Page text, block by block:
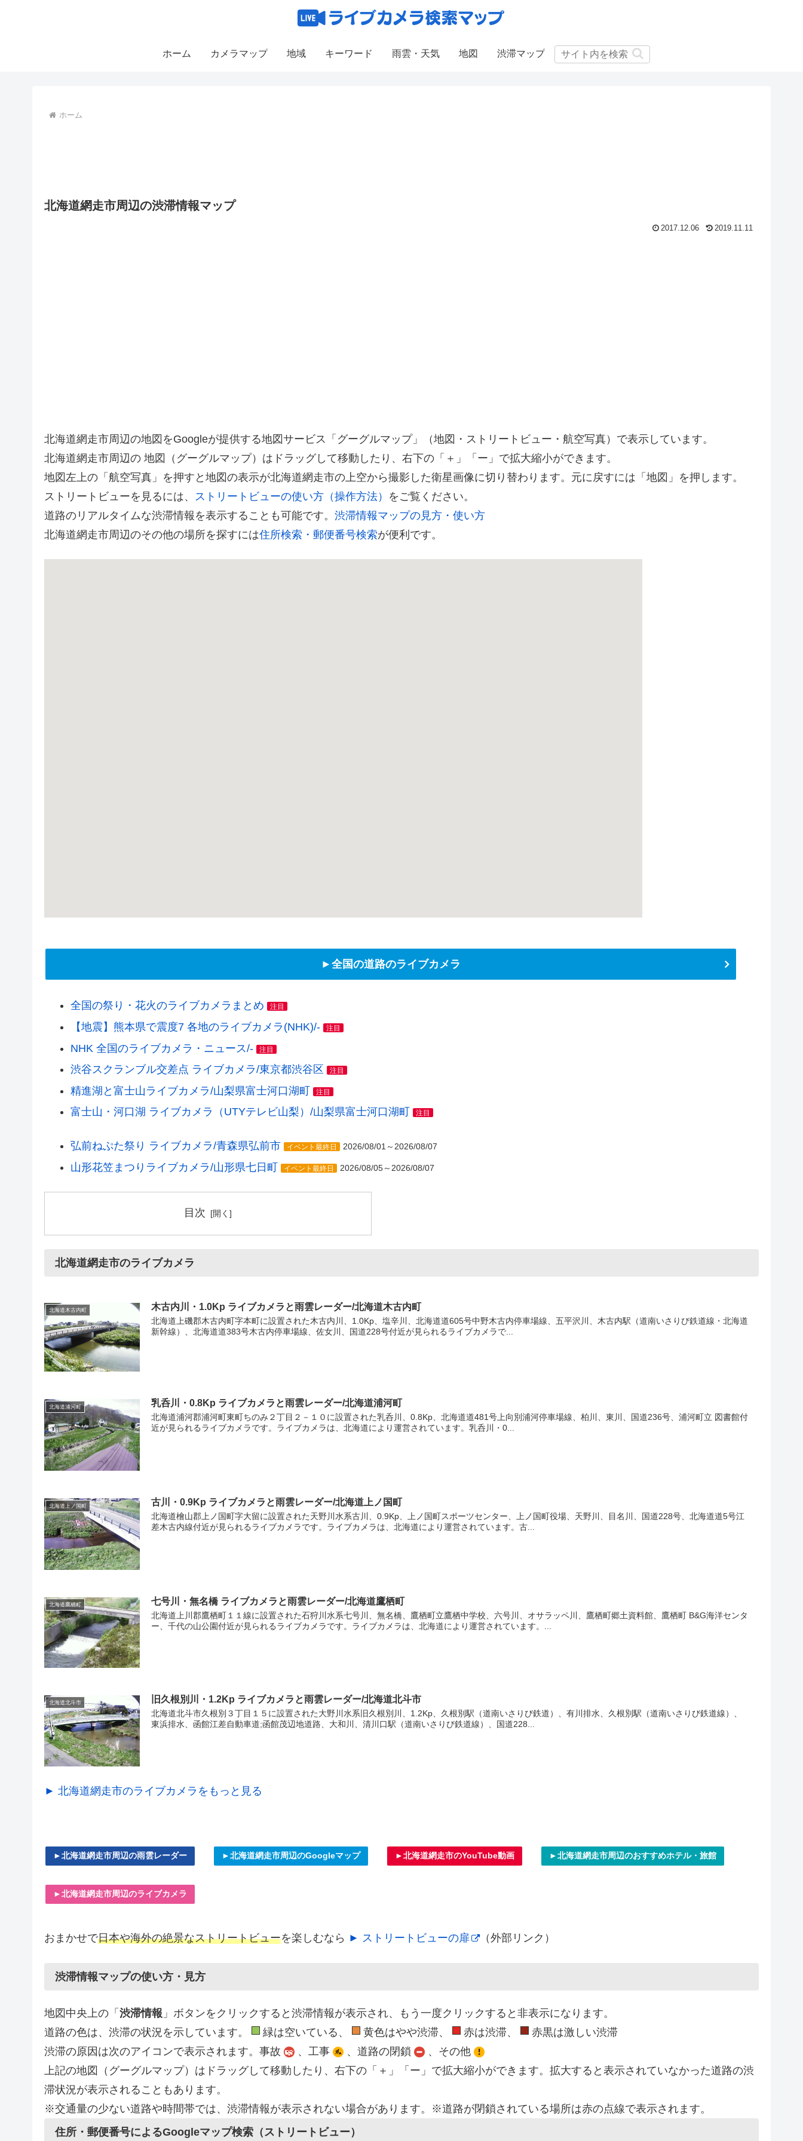
ホーム カメラマップ 地域 キーワード 雨雲・天気 地図 渋滞マップ
ホーム
北海道網走市周辺の渋滞情報マップ
2017.12.06 2019.11.11
北海道網走市周辺の地図をGoogleが提供する地図サービス「グーグルマップ」（地図・ストリートビュー・航空写真）で表示しています。
北海道網走市周辺の 地図（グーグルマップ）はドラッグして移動したり、右下の「＋」「ー」で拡大縮小ができます。
地図左上の「航空写真」を押すと地図の表示が北海道網走市の上空から撮影した衛星画像に切り替わります。元に戻すには「地図」を押します。
ストリートビューを見るには、
ストリートビューの使い方（操作方法） をご覧ください。
道路のリアルタイムな渋滞情報を表示することも可能です。 渋滞情報マップの見方・使い方
北海道網走市周辺のその他の場所を探すには住所検索・郵便番号検索が便利です。
►全国の道路のライブカメラ
全国の祭り・花火のライブカメラまとめ 注目
【地震】熊本県で震度7 各地のライブカメラ(NHK)/- 注目
NHK 全国のライブカメラ・ニュース/- 注目
渋谷スクランブル交差点 ライブカメラ/東京都渋谷区 注目
精進湖と富士山ライブカメラ/山梨県富士河口湖町 注目
富士山・河口湖 ライブカメラ（UTYテレビ山梨）/山梨県富士河口湖町 注目
弘前ねぷた祭り ライブカメラ/青森県弘前市 イベント最終日 2026/08/01～2026/08/07
山形花笠まつりライブカメラ/山形県七日町 イベント最終日 2026/08/05～2026/08/07
目次
北海道網走市のライブカメラ
北海道木古内町 木古内川・1.0Kp ライブカメラと雨雲レーダー/北海道木古内町
北海道上磯郡木古内町字本町に設置された木古内川、1.0Kp、塩辛川、北海道道605号中野木古内停車場線、五平沢川、木古内駅（道南いさりび鉄道線・北海道
新幹線）、北海道道383号木古内停車場線、佐女川、国道228号付近が見られるライブカメラで...
北海道浦河町 乳呑川・0.8Kp ライブカメラと雨雲レーダー/北海道浦河町
北海道浦河郡浦河町東町ちのみ２丁目２－１０に設置された乳呑川、0.8Kp、北海道道481号上向別浦河停車場線、柏川、東川、国道236号、浦河町立 図書館付
近が見られるライブカメラです。ライブカメラは、北海道により運営されています。乳呑川・0...
北海道上ノ国町 古川・0.9Kp ライブカメラと雨雲レーダー/北海道上ノ国町
北海道檜山郡上ノ国町字大留に設置された天野川水系古川、0.9Kp、上ノ国町スポーツセンター、上ノ国町役場、天野川、目名川、国道228号、北海道道5号江
差木古内線付近が見られるライブカメラです。ライブカメラは、北海道により運営されています。古...
北海道鷹栖町 七号川・無名橋 ライブカメラと雨雲レーダー/北海道鷹栖町
北海道上川郡鷹栖町１１線に設置された石狩川水系七号川、無名橋、鷹栖町立鷹栖中学校、六号川、オサラッペ川、鷹栖町郷土資料館、鷹栖町 B&G海洋センタ
ー、千代の山公園付近が見られるライブカメラです。ライブカメラは、北海道により運営されています。...
北海道北斗市 旧久根別川・1.2Kp ライブカメラと雨雲レーダー/北海道北斗市
北海道北斗市久根別３丁目１５に設置された大野川水系旧久根別川、1.2Kp、久根別駅（道南いさりび鉄道）、有川排水、久根別駅（道南いさりび鉄道線）、
東浜排水、函館江差自動車道;函館茂辺地道路、大和川、清川口駅（道南いさりび鉄道線）、国道228...
► 北海道網走市のライブカメラをもっと見る
►北海道網走市周辺の雨雲レーダー ►北海道網走市周辺のGoogleマップ ►北海道網走市のYouTube動画 ►北海道網走市周辺のおすすめホテル・旅館
►北海道網走市周辺のライブカメラ
おまかせで日本や海外の絶景なストリートビューを楽しむなら ► ストリートビューの扉 （外部リンク）
渋滞情報マップの使い方・見方
地図中央上の「 渋滞情報 」ボタンをクリックすると渋滞情報が表示され、もう一度クリックすると非表示になります。
道路の色は、渋滞の状況を示しています。
緑は空いている、 黄色はやや渋滞、 赤は渋滞、
赤黒は激しい渋滞
渋滞の原因は次のアイコンで表示されます。事故
、工事 、道路の閉鎖
、その他
上記の地図（グーグルマップ）はドラッグして移動したり、右下の「＋」「ー」で拡大縮小ができます。拡大すると表示されていなかった道路の渋
滞状況が表示されることもあります。
※交通量の少ない道路や時間帯では、渋滞情報が表示されない場合があります。※道路が閉鎖されている場所は赤の点線で表示されます。
住所・郵便番号によるGoogleマップ検索（ストリートビュー）